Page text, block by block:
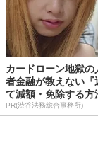
カードローン地獄の
者金融が教えない『
て減額・免除する方
PR(渋谷法務総合事務所)